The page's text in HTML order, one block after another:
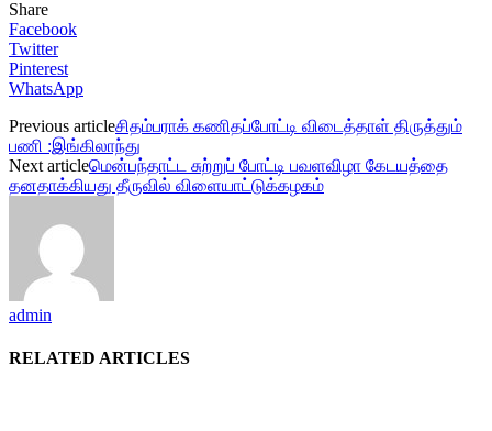
Share
Facebook
Twitter
Pinterest
WhatsApp
Previous articleசிதம்பராக் கணிதப்போட்டி விடைத்தாள் திருத்தும்
பணி :இங்கிலாந்து
Next articleமென்பந்தாட்ட சுற்றுப் போட்டி பவளவிழா கேடயத்தை
தனதாக்கியது தீருவில் விளையாட்டுக்கழகம்
admin
RELATED ARTICLES